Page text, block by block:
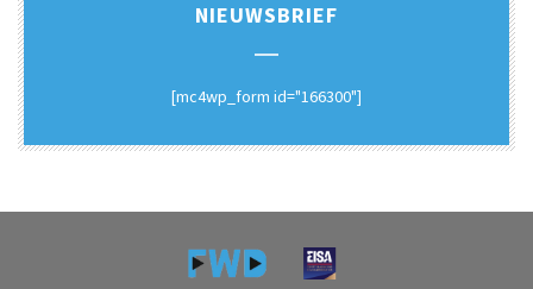
NIEUWSBRIEF
[mc4wp_form id="166300"]